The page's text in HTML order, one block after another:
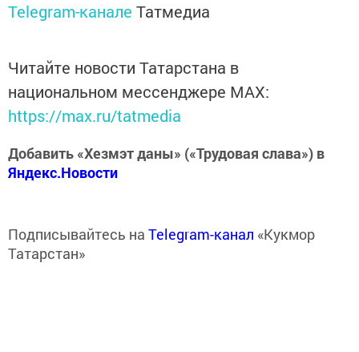
Telegram-канале Татмедиа
Читайте новости Татарстана в
национальном мессенджере MАХ:
https://max.ru/tatmedia
Добавить «Хезмэт даны» («Трудовая слава») в
Яндекс.Новости
Подписывайтесь на Telegram-канал «Кукмор
Татарстан»